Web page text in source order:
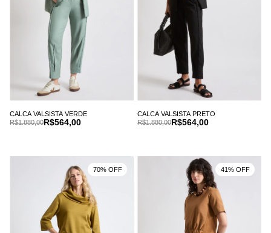
CALCA VALSISTA VERDE
R$564,00
R$1.880,00
CALCA VALSISTA PRETO
R$564,00
R$1.880,00
70% OFF 41% OFF